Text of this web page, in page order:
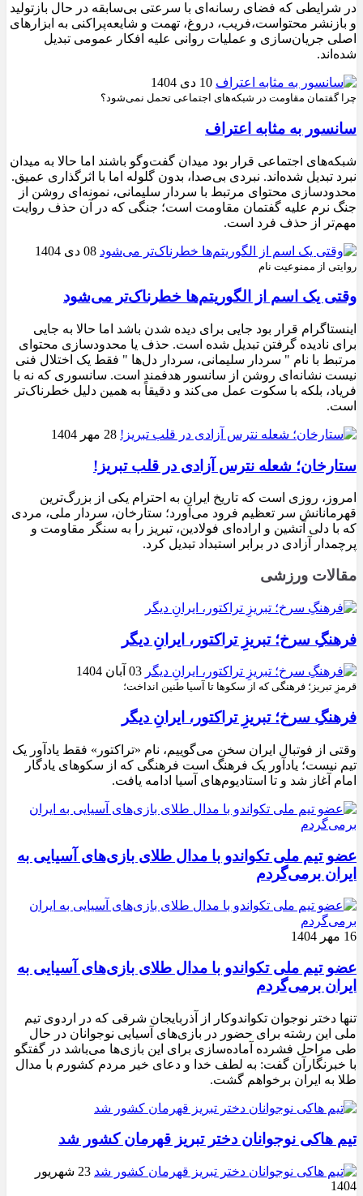
در شرایطی که فضای رسانه‌ای با سرعتی بی‌سابقه در حال بازتولید
و بازنشر محتواست،فریب، دروغ، تهمت و شایعه‌پراکنی به ابزارهای
اصلی جریان‌سازی و عملیات روانی علیه افکار عمومی تبدیل
شده‌اند.
10 دی 1404
چرا گفتمان مقاومت در شبکه‌های اجتماعی تحمل نمی‌شود؟
سانسور به مثابه اعتراف
شبکه‌های اجتماعی قرار بود میدان گفت‌وگو باشند اما حالا به میدان
نبرد تبدیل شده‌اند. نبردی بی‌صدا، بدون گلوله اما با اثرگذاری عمیق.
محدودسازی محتوای مرتبط با سردار سلیمانی، نمونه‌ای روشن از
جنگ نرم علیه گفتمان مقاومت است؛ جنگی که در آن حذف روایت
مهم‌تر از حذف فرد است.
08 دی 1404
روایتی از ممنوعیت نام
وقتی یک اسم از الگوریتم‌ها خطرناک‌تر می‌شود
اینستاگرام قرار بود جایی برای دیده شدن باشد اما حالا به جایی
برای نادیده گرفتن تبدیل شده است. حذف یا محدودسازی محتوای
مرتبط با نام " سردار سلیمانی، سردار دل‌ها " فقط یک اختلال فنی
نیست نشانه‌ای روشن از سانسور هدفمند است. سانسوری که نه با
فریاد، بلکه با سکوت عمل می‌کند و دقیقاً به همین دلیل خطرناک‌تر
است.
28 مهر 1404
ستارخان؛ شعله نترس آزادی در قلب تبریز!
امروز، روزی است که تاریخ ایران به احترام یکی از بزرگ‌ترین
قهرمانانش سر تعظیم فرود می‌آورد؛ ستارخان، سردار ملی، مردی
که با دلی آتشین و اراده‌ای فولادین، تبریز را به سنگر مقاومت و
پرچمدار آزادی در برابر استبداد تبدیل کرد.
مقالات ورزشی
فرهنگِ سرخ؛ تبریزِ تراکتور، ایرانِ دیگر
03 آبان 1404
قرمزِ تبریز؛ فرهنگی که از سکوها تا آسیا طنین انداخت؛
فرهنگِ سرخ؛ تبریزِ تراکتور، ایرانِ دیگر
وقتی از فوتبال ایران سخن می‌گوییم، نام «تراکتور» فقط یادآور یک
تیم نیست؛ یادآور یک فرهنگ است فرهنگی که از سکوهای یادگار
امام آغاز شد و تا استادیوم‌های آسیا ادامه یافت.
عضو تیم ملی تکواندو با مدال طلای بازی‌های آسیایی به
ایران برمی‌گردم
16 مهر 1404
عضو تیم ملی تکواندو با مدال طلای بازی‌های آسیایی به
ایران برمی‌گردم
تنها دختر نوجوان تکواندوکار از آذربایجان شرقی که در اردوی تیم
ملی این رشته برای حضور در بازی‌های آسیایی نوجوانان در حال
طی مراحل فشرده آماده‌سازی برای این بازی‌ها می‌باشد در گفتگو
با خبرنگارآن گفت: به لطف خدا و دعای خیر مردم کشورم با مدال
طلا به ایران برخواهم گشت.
تیم هاکی نوجوانان دختر تبریز قهرمان کشور شد
23 شهریور
1404